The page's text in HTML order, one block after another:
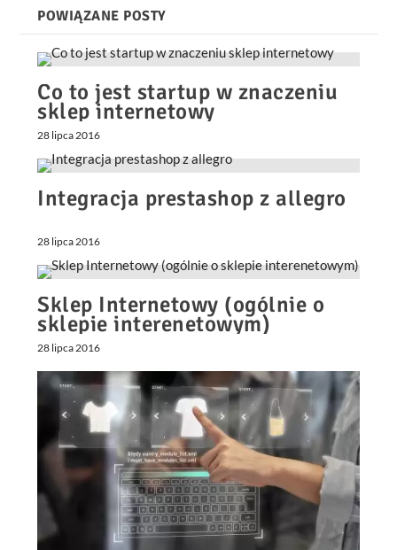
POWIĄZANE POSTY
Co to jest startup w znaczeniu
sklep internetowy
28 lipca 2016
Integracja prestashop z allegro
28 lipca 2016
Sklep Internetowy (ogólnie o
sklepie interenetowym)
28 lipca 2016